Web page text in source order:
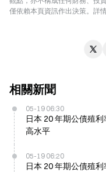
僅依賴本頁資訊作出決策。詳
相關新聞
05-19 06:30
日本 20 年期公債殖
高水平
05-19 06:20
日本 20 年期公債殖